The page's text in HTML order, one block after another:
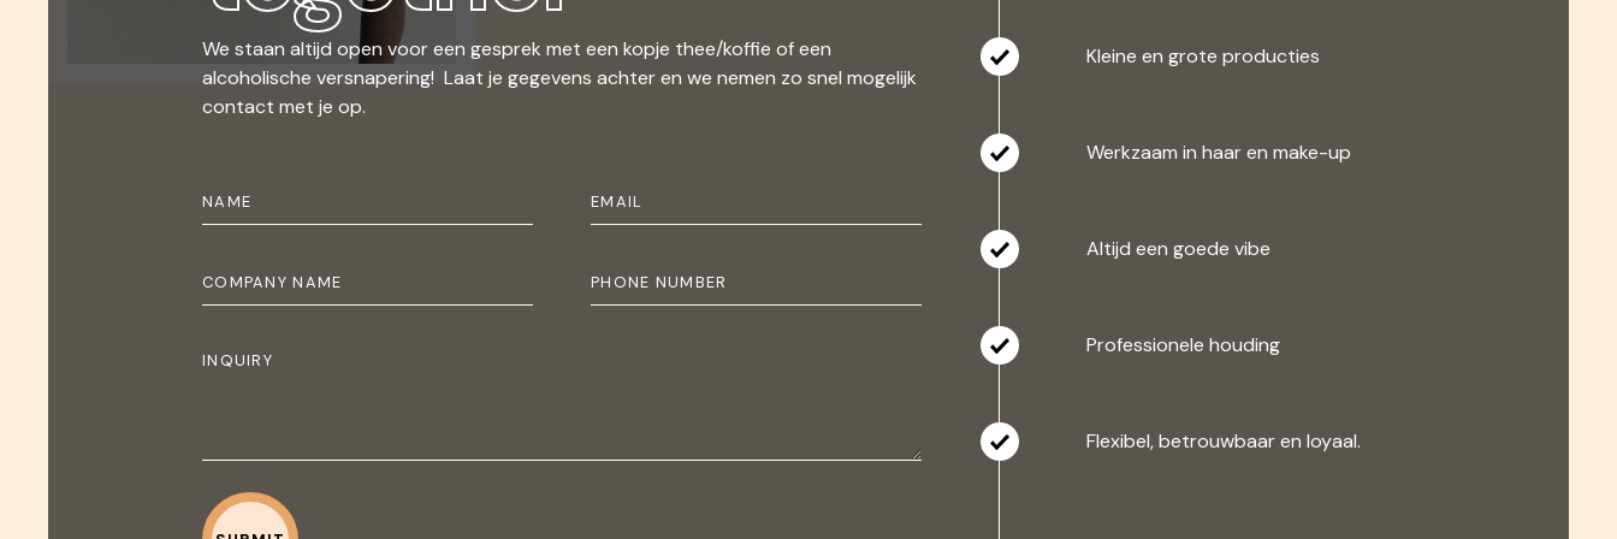
We staan altijd open voor een gesprek met een kopje thee/koffie of een
alcoholische versnapering! Laat je gegevens achter en we nemen zo snel mogelijk
contact met je op.
Kleine en grote producties
Werkzaam in haar en make-up
Altijd een goede vibe
Professionele houding
Flexibel, betrouwbaar en loyaal.